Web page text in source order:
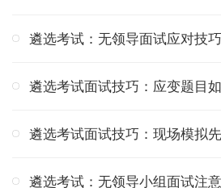
遴选考试：无领导面试应对技巧
遴选考试面试技巧：应变题目
遴选考试面试技巧：现场模拟
遴选考试：无领导小组面试注